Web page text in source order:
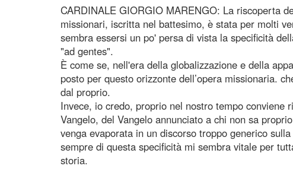
CARDINALE GIORGIO MARENGO: La riscoperta
missionari, iscritta nel battesimo, è stata per molti
sembra essersi un po' persa di vista la specificità
"ad gentes".
È come se, nell'era della globalizzazione e della
posto per questo orizzonte dell’opera missionaria.
dal proprio.
Invece, io credo, proprio nel nostro tempo conviene
Vangelo, del Vangelo annunciato a chi non sa
venga evaporata in un discorso troppo generico
sempre di questa specificità mi sembra vitale per
storia.